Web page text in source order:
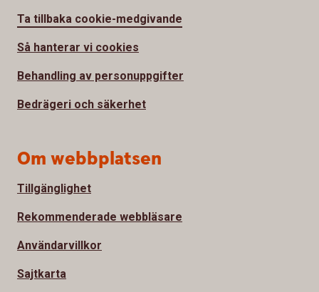
Ta tillbaka cookie-medgivande
Så hanterar vi cookies
Behandling av personuppgifter
Bedrägeri och säkerhet
Om webbplatsen
Tillgänglighet
Rekommenderade webbläsare
Användarvillkor
Sajtkarta